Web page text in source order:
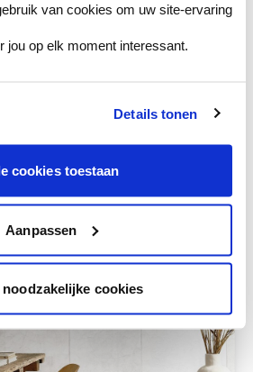
van cookies om uw site-ervaring
jou op elk moment interessant.
Details tonen
cookies toestaan
Aanpassen
noodzakelijke cookies
advies om kleuren te